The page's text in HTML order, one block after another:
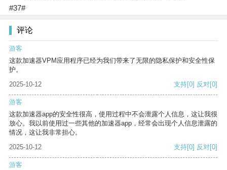
#37#
评论
游客
这款加速器VPM应用程序已经为我们带来了无限的隐私保护和安全性保
护。
2025-10-12
支持[0] 反对[0]
游客
这款加速器app的安全性很高，使用过程中不会泄露个人信息，这让我很
放心。我以前使用过一些其他的加速器app，经常会出现个人信息泄露的
情况，这让我非常担心。
2025-10-12
支持[0] 反对[0]
游客